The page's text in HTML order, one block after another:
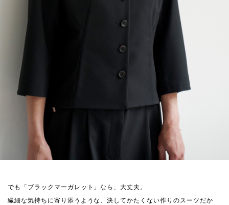
でも「ブラックマーガレット」なら、大丈夫。
繊細な気持ちに寄り添うような、決してかたくない作りのスーツだか